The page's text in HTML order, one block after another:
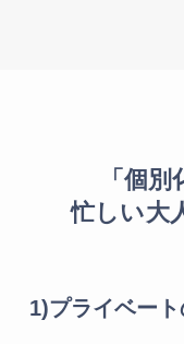
「個
忙しい大
1)プライベー